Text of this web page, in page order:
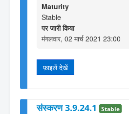
Maturity
Stable
पर जारी किया
मंगलवार, 02 मार्च 2021 23:00
फ़ाइलें देखें
संस्करण 3.9.24.1 Stable